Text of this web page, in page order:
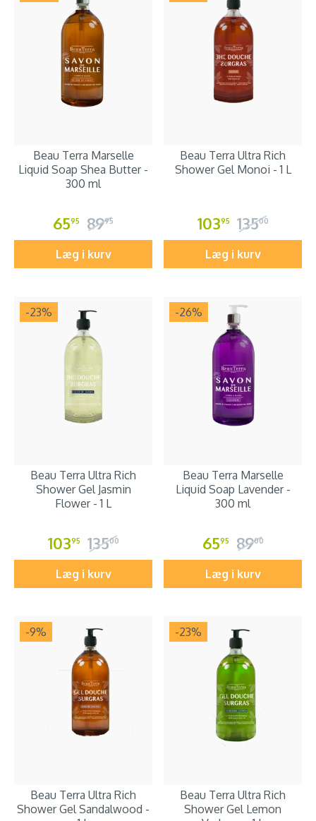
Beau Terra Marselle
Liquid Soap Shea Butter -
300 ml
6595 8995
Læg i kurv
Beau Terra Ultra Rich
Shower Gel Monoi - 1 L
10395 13500
Læg i kurv
-23%
Beau Terra Ultra Rich
Shower Gel Jasmin
Flower - 1 L
10395 13500
Læg i kurv
-26%
Beau Terra Marselle
Liquid Soap Lavender -
300 ml
6595 8900
Læg i kurv
-9%
Beau Terra Ultra Rich
Shower Gel Sandalwood -
-23%
Beau Terra Ultra Rich
Shower Gel Lemon